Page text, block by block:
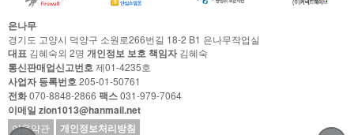
은나무
경기도 고양시 덕양구 소원로266번길 18-2 B1 은나무작업실
대표 김혜숙외 2명 개인정보 보호 책임자김혜숙
통신판매업신고번호제01-4235호
사업자 등록번호205-01-50761
전화070-8848-2866 팩스031-979-7064
이메일 zion1013@hanmail.net
이용약관 개인정보처리방침